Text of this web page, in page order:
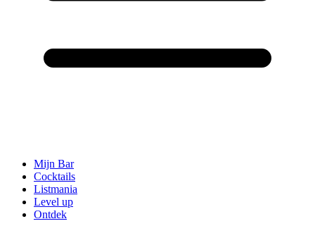
Mijn Bar
Cocktails
Listmania
Level up
Ontdek